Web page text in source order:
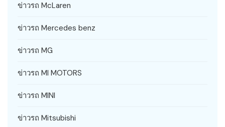
ข่าวรถ McLaren
ข่าวรถ Mercedes benz
ข่าวรถ MG
ข่าวรถ MI MOTORS
ข่าวรถ MINI
ข่าวรถ Mitsubishi